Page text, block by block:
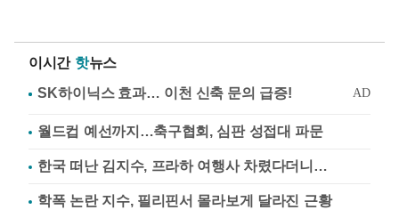
이시간 핫뉴스
월드컵 예선까지…축구협회, 심판 성접대 파문
한국 떠난 김지수, 프라하 여행사 차렸다더니…
학폭 논란 지수, 필리핀서 몰라보게 달라진 근황